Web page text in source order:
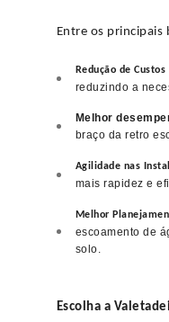
Entre os principais
Redução de
reduzindo a
Melhor
braço da retro
Agilidade nas
mais rapidez e
Melhor
escoamento de
solo.
Escolha a